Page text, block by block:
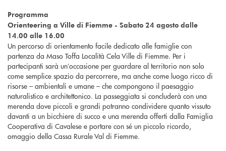
Programma
Orienteering a Ville di Fiemme - Sabato 24 agosto dalle
14.00 alle 16.00
Un percorso di orientamento facile dedicato alle famiglie con
partenza da Maso Toffa Località Cela Ville di Fiemme. Per i
partecipanti sarà un’occasione per guardare al territorio non solo
come semplice spazio da percorrere, ma anche come luogo ricco di
risorse – ambientali e umane – che compongono il paesaggio
naturalistico e architettonico. La passeggiata si concluderà con una
merenda dove piccoli e grandi potranno condividere quanto vissuto
davanti a un bicchiere di succo e una merenda offerti dalla Famiglia
Cooperativa di Cavalese e portare con sé un piccolo ricordo,
omaggio della Cassa Rurale Val di Fiemme.